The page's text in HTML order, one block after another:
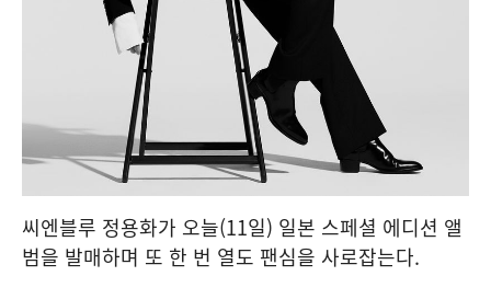
씨엔블루 정용화가 오늘(11일) 일본 스페셜 에디션 앨
범을 발매하며 또 한 번 열도 팬심을 사로잡는다.